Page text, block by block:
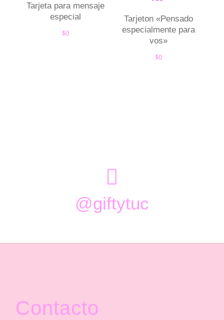
Tarjeta para mensaje
especial
$0
Tarjeton «Pensado
especialmente para
vos»
$0

@giftytuc
Contacto